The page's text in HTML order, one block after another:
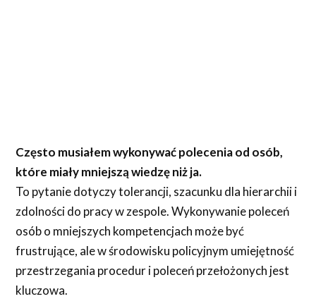
Często musiałem wykonywać polecenia od osób,
które miały mniejszą wiedzę niż ja.
To pytanie dotyczy tolerancji, szacunku dla hierarchii i
zdolności do pracy w zespole. Wykonywanie poleceń
osób o mniejszych kompetencjach może być
frustrujące, ale w środowisku policyjnym umiejętność
przestrzegania procedur i poleceń przełożonych jest
kluczowa.